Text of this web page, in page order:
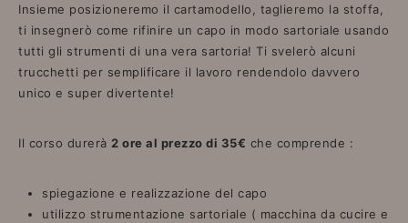
Insieme posizioneremo il cartamodello, taglieremo la stoffa,
ti insegnerò come rifinire un capo in modo sartoriale usando
tutti gli strumenti di una vera sartoria! Ti svelerò alcuni
trucchetti per semplificare il lavoro rendendolo davvero
unico e super divertente!
Il corso durerà 2 ore al prezzo di 35€ che comprende :
spiegazione e realizzazione del capo
utilizzo strumentazione sartoriale ( macchina da cucire e